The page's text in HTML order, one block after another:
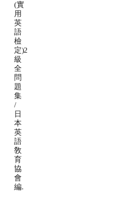
(實
用
英
語
檢
定)2
級
全
問
題
集
/
日
本
英
語
敎
育
協
會
編.